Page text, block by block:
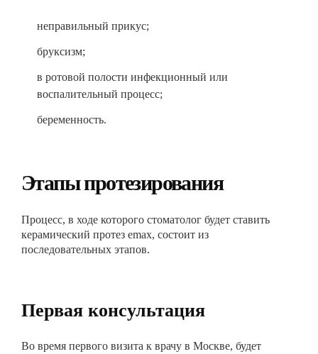
неправильный прикус;
бруксизм;
в ротовой полости инфекционный или
воспалительный процесс;
беременность.
Этапы протезирования
Процесс, в ходе которого стоматолог будет ставить
керамический протез emax, состоит из
последовательных этапов.
Первая консультация
Во время первого визита к врачу в Москве, будет